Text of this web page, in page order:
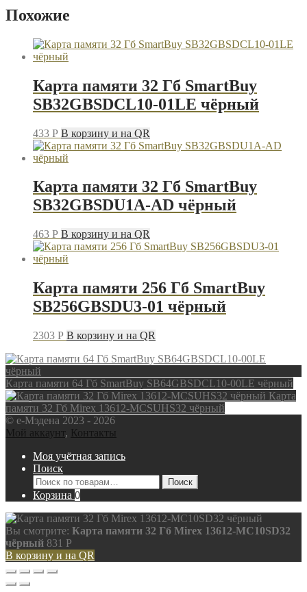
Гб
13612-
MC10SD32
Похожие
Карта памяти 32 Гб SmartBuy
SB32GBSDCL10-01LE чёрный
433 P В корзину и на QR
Карта памяти 32 Гб SmartBuy
SB32GBSDU1A-AD чёрный
463 P В корзину и на QR
Карта памяти 256 Гб SmartBuy
SB256GBSDU3-01 чёрный
2303 P В корзину и на QR
Карта памяти 64 Гб SmartBuy SB64GBSDCL10-00LE чёрный
Карта
памяти 32 Гб Mirex 13612-MCSUHS32 чёрный
© e-Мэдена 2023 - 2026
Мой аккаунт, Контакты
Моя учётная запись
Поиск
Искать:
Поиск
Корзина 0
Вы смотрите: Карта памяти 32 Гб Mirex 13612-MC10SD32
чёрный 831 P
В корзину и на QR